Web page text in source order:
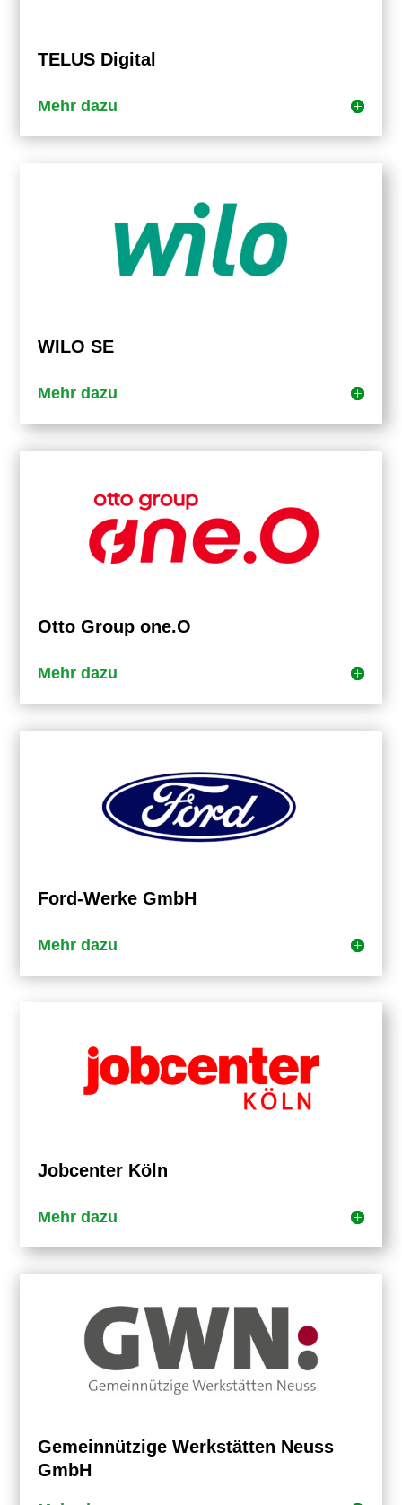
TELUS Digital
Mehr dazu
WILO SE
Mehr dazu
Otto Group one.O
Mehr dazu
Ford-Werke GmbH
Mehr dazu
Jobcenter Köln
Mehr dazu
Gemeinnützige Werkstätten Neuss
GmbH